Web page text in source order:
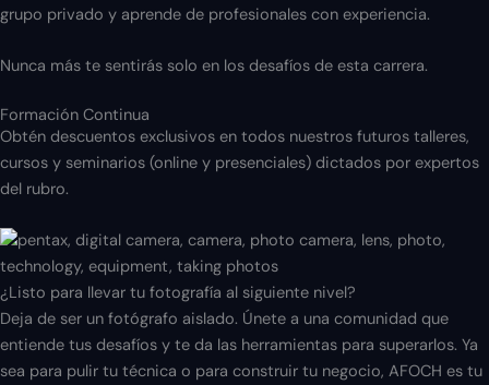
grupo privado y aprende de profesionales con experiencia.
Nunca más te sentirás solo en los desafíos de esta carrera.
Formación Continua
Obtén descuentos exclusivos en todos nuestros futuros talleres,
cursos y seminarios (online y presenciales) dictados por expertos
del rubro.
¿Listo para llevar tu fotografía al siguiente nivel?
Deja de ser un fotógrafo aislado. Únete a una comunidad que
entiende tus desafíos y te da las herramientas para superarlos. Ya
sea para pulir tu técnica o para construir tu negocio, AFOCH es tu